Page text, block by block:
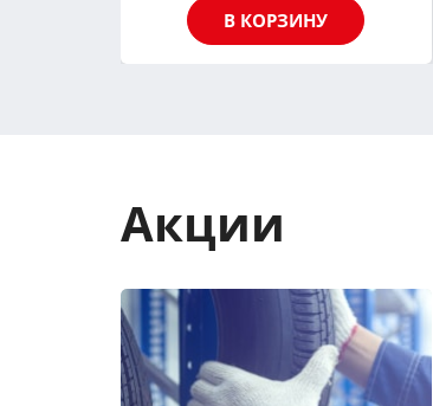
В КОРЗИНУ
Акции